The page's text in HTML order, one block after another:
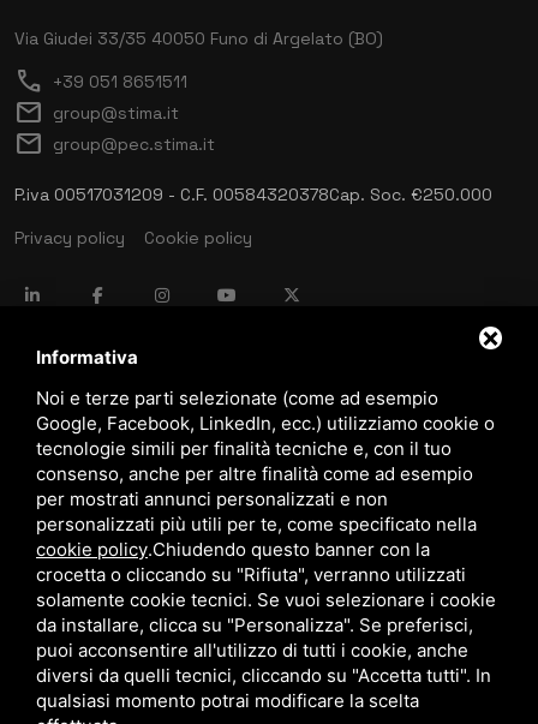
Via Giudei 33/35 40050 Funo di Argelato (BO)
call +39 051 8651511
mail group@stima.it
mail group@pec.stima.it
P.iva 00517031209 - C.F. 00584320378Cap. Soc. €250.000
Privacy policy
Cookie policy
language ITALIANO
download Catalogo Stima
download Politica qualità e sicurezza
Questo sito è protetto da Google reCAPTCHA v3,Privacy Policy
Terms of Service
Informativa
Noi e terze parti selezionate (come ad esempio
Google, Facebook, LinkedIn, ecc.) utilizziamo cookie o
tecnologie simili per finalità tecniche e, con il tuo
consenso, anche per altre finalità come ad esempio
per mostrati annunci personalizzati e non
personalizzati più utili per te, come specificato nella
cookie policy.Chiudendo questo banner con la
crocetta o cliccando su "Rifiuta", verranno utilizzati
solamente cookie tecnici. Se vuoi selezionare i cookie
da installare, clicca su "Personalizza". Se preferisci,
puoi acconsentire all'utilizzo di tutti i cookie, anche
diversi da quelli tecnici, cliccando su "Accetta tutti". In
qualsiasi momento potrai modificare la scelta